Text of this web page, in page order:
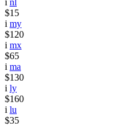
i nl
$15
i my
$120
i mx
$65
i ma
$130
i ly
$160
i lu
$35